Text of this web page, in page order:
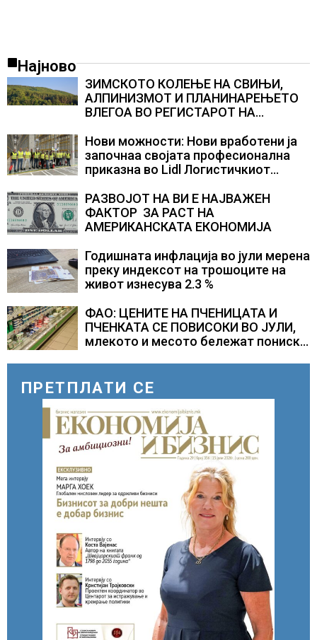
Најново
ЗИМСКОТО КОЛЕЊЕ НА СВИЊИ,
АЛПИНИЗМОТ И ПЛАНИНАРЕЊЕТО
ВЛЕГОА ВО РЕГИСТАРОТ НА
СЛОВЕНИЈА
Нови можности: Нови вработени ја
започнаа својата професионална
приказна во Lidl Логистичкиот
РАЗВОЈОТ НА ВИ Е НАЈВАЖЕН
ФАКТОР ЗА РАСТ НА
АМЕРИКАНСКАТА ЕКОНОМИЈА
Годишната инфлација во јули мерена
преку индексот на трошоците на
живот изнесува 2.3 %
ФАО: ЦЕНИТЕ НА ПЧЕНИЦАТА И
ПЧЕНКАТА СЕ ПОВИСОКИ ВО ЈУЛИ,
млекото и месото бележат пониски
ПРЕТПЛАТИ СЕ